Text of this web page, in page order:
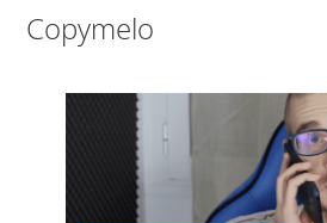
Saltar
Saltar
contenido
Saltar
Copymelo